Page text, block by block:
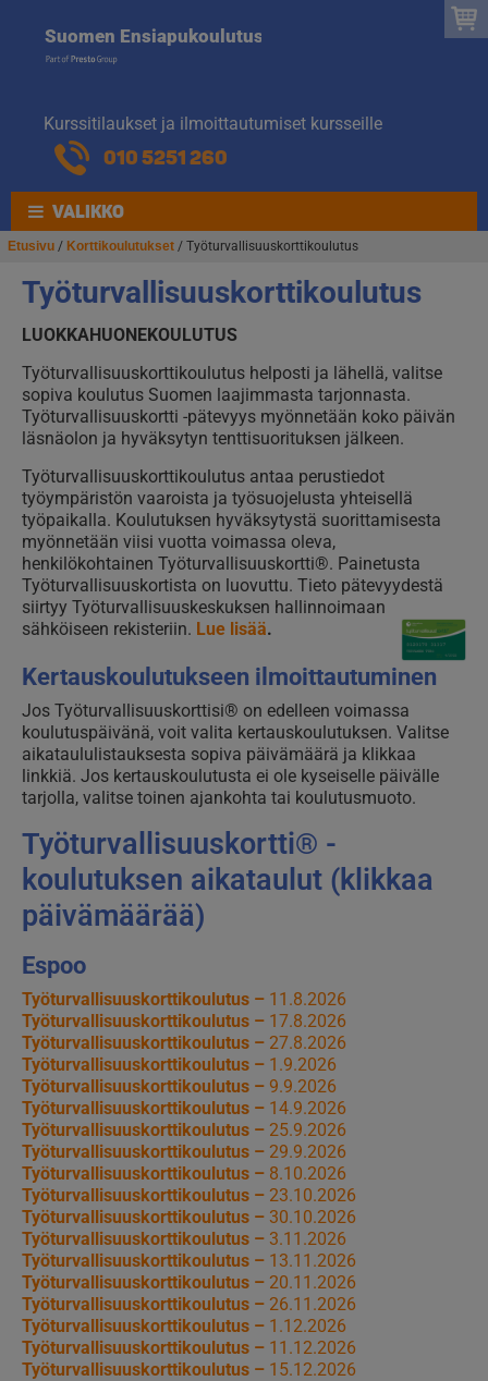
navigointiin
sisältöön
Suomen EnsiapukoulutusSuomen
Kurssitilaukset ja ilmoittautumiset kursseille
010 5251 260
VALIKKO
Etusivu / Korttikoulutukset / Työturvallisuuskorttikoulutus
Työturvallisuuskorttikoulutus
LUOKKAHUONEKOULUTUS
Työturvallisuuskorttikoulutus helposti ja lähellä, valitse
sopiva koulutus Suomen laajimmasta tarjonnasta.
Työturvallisuuskortti -pätevyys myönnetään koko päivän
läsnäolon ja hyväksytyn tenttisuorituksen jälkeen.
Työturvallisuuskorttikoulutus antaa perustiedot
työympäristön vaaroista ja työsuojelusta yhteisellä
työpaikalla. Koulutuksen hyväksytystä suorittamisesta
myönnetään viisi vuotta voimassa oleva,
henkilökohtainen Työturvallisuuskortti®. Painetusta
Työturvallisuuskortista on luovuttu. Tieto pätevyydestä
siirtyy Työturvallisuuskeskuksen hallinnoimaan
sähköiseen rekisteriin. Lue lisää.
Kertauskoulutukseen ilmoittautuminen
Jos Työturvallisuuskorttisi® on edelleen voimassa
koulutuspäivänä, voit valita kertauskoulutuksen. Valitse
aikataululistauksesta sopiva päivämäärä ja klikkaa
linkkiä. Jos kertauskoulutusta ei ole kyseiselle päivälle
tarjolla, valitse toinen ajankohta tai koulutusmuoto.
Työturvallisuuskortti® -
koulutuksen aikataulut (klikkaa
päivämäärää)
Espoo
Työturvallisuuskorttikoulutus – 11.8.2026
Työturvallisuuskorttikoulutus – 17.8.2026
Työturvallisuuskorttikoulutus – 27.8.2026
Työturvallisuuskorttikoulutus – 1.9.2026
Työturvallisuuskorttikoulutus – 9.9.2026
Työturvallisuuskorttikoulutus – 14.9.2026
Työturvallisuuskorttikoulutus – 25.9.2026
Työturvallisuuskorttikoulutus – 29.9.2026
Työturvallisuuskorttikoulutus – 8.10.2026
Työturvallisuuskorttikoulutus – 23.10.2026
Työturvallisuuskorttikoulutus – 30.10.2026
Työturvallisuuskorttikoulutus – 3.11.2026
Työturvallisuuskorttikoulutus – 13.11.2026
Työturvallisuuskorttikoulutus – 20.11.2026
Työturvallisuuskorttikoulutus – 26.11.2026
Työturvallisuuskorttikoulutus – 1.12.2026
Työturvallisuuskorttikoulutus – 11.12.2026
Työturvallisuuskorttikoulutus – 15.12.2026